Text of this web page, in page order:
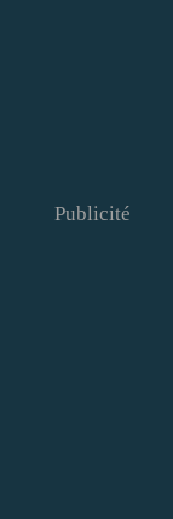
Publicité